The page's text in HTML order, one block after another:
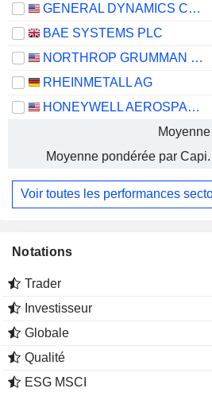
GENERAL DYNAMICS CORPORATION
BAE SYSTEMS PLC
NORTHROP GRUMMAN CORPORATION
RHEINMETALL AG
HONEYWELL AEROSPACE INC.
Moyenne
Moyenne pondérée par Capi.
Voir toutes les performances
Notations
Trader
Investisseur
Globale
Qualité
ESG MSCI